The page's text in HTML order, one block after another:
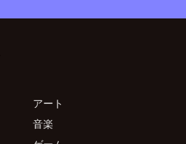
アート
音楽